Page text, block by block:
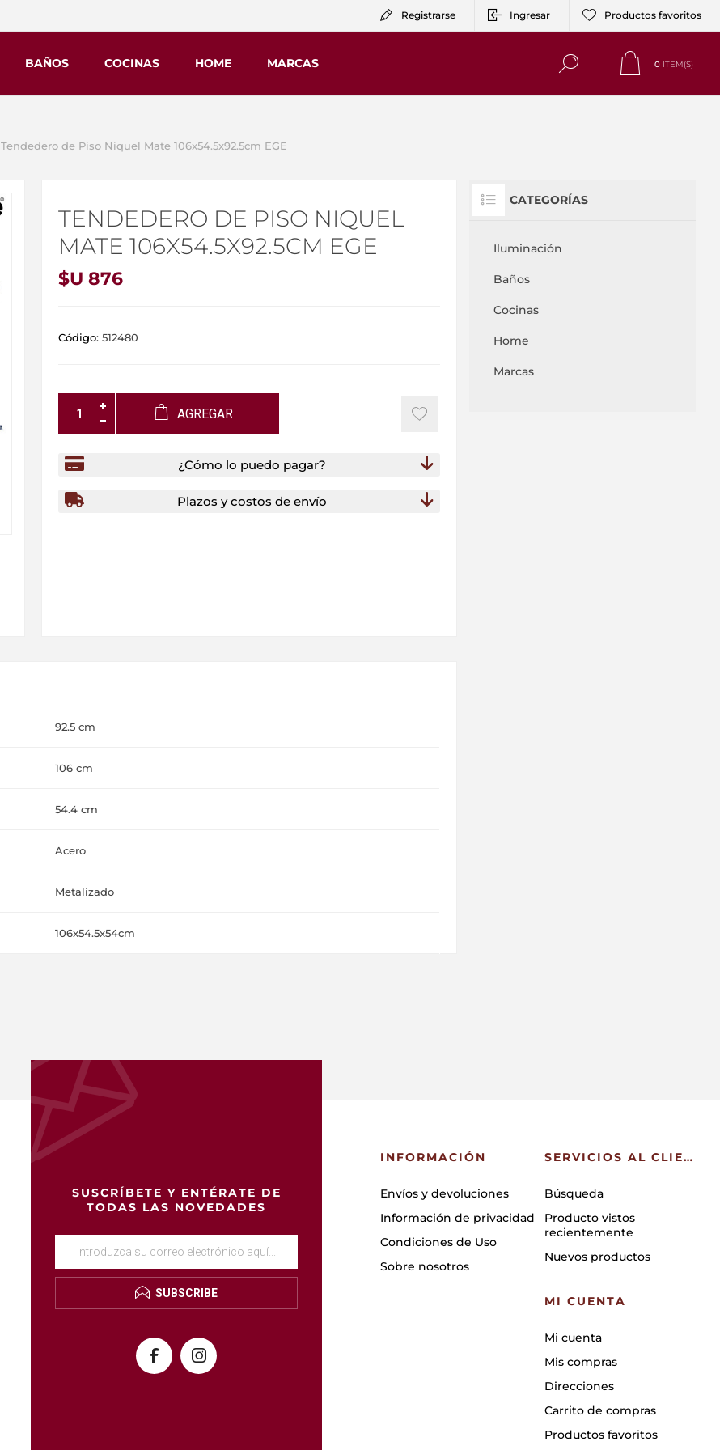
Registrarse Ingresar Productos favoritos
BAÑOS COCINAS HOME MARCAS 0 ITEM(S)
Tendedero de Piso Niquel Mate 106x54.5x92.5cm EGE
TENDEDERO DE PISO NIQUEL
MATE 106X54.5X92.5CM EGE
$U 876
Código: 512480
AGREGAR
¿Cómo lo puedo pagar?
Plazos y costos de envío
92.5 cm
106 cm
54.4 cm
Acero
Metalizado
106x54.5x54cm
CATEGORÍAS
Iluminación
Baños
Cocinas
Home
Marcas
SUSCRÍBETE Y ENTÉRATE DE
TODAS LAS NOVEDADES
SUBSCRIBE
INFORMACIÓN
Envíos y devoluciones
Información de privacidad
Condiciones de Uso
Sobre nosotros
SERVICIOS AL CLIENTE
Búsqueda
Producto vistos
recientemente
Nuevos productos
MI CUENTA
Mi cuenta
Mis compras
Direcciones
Carrito de compras
Productos favoritos